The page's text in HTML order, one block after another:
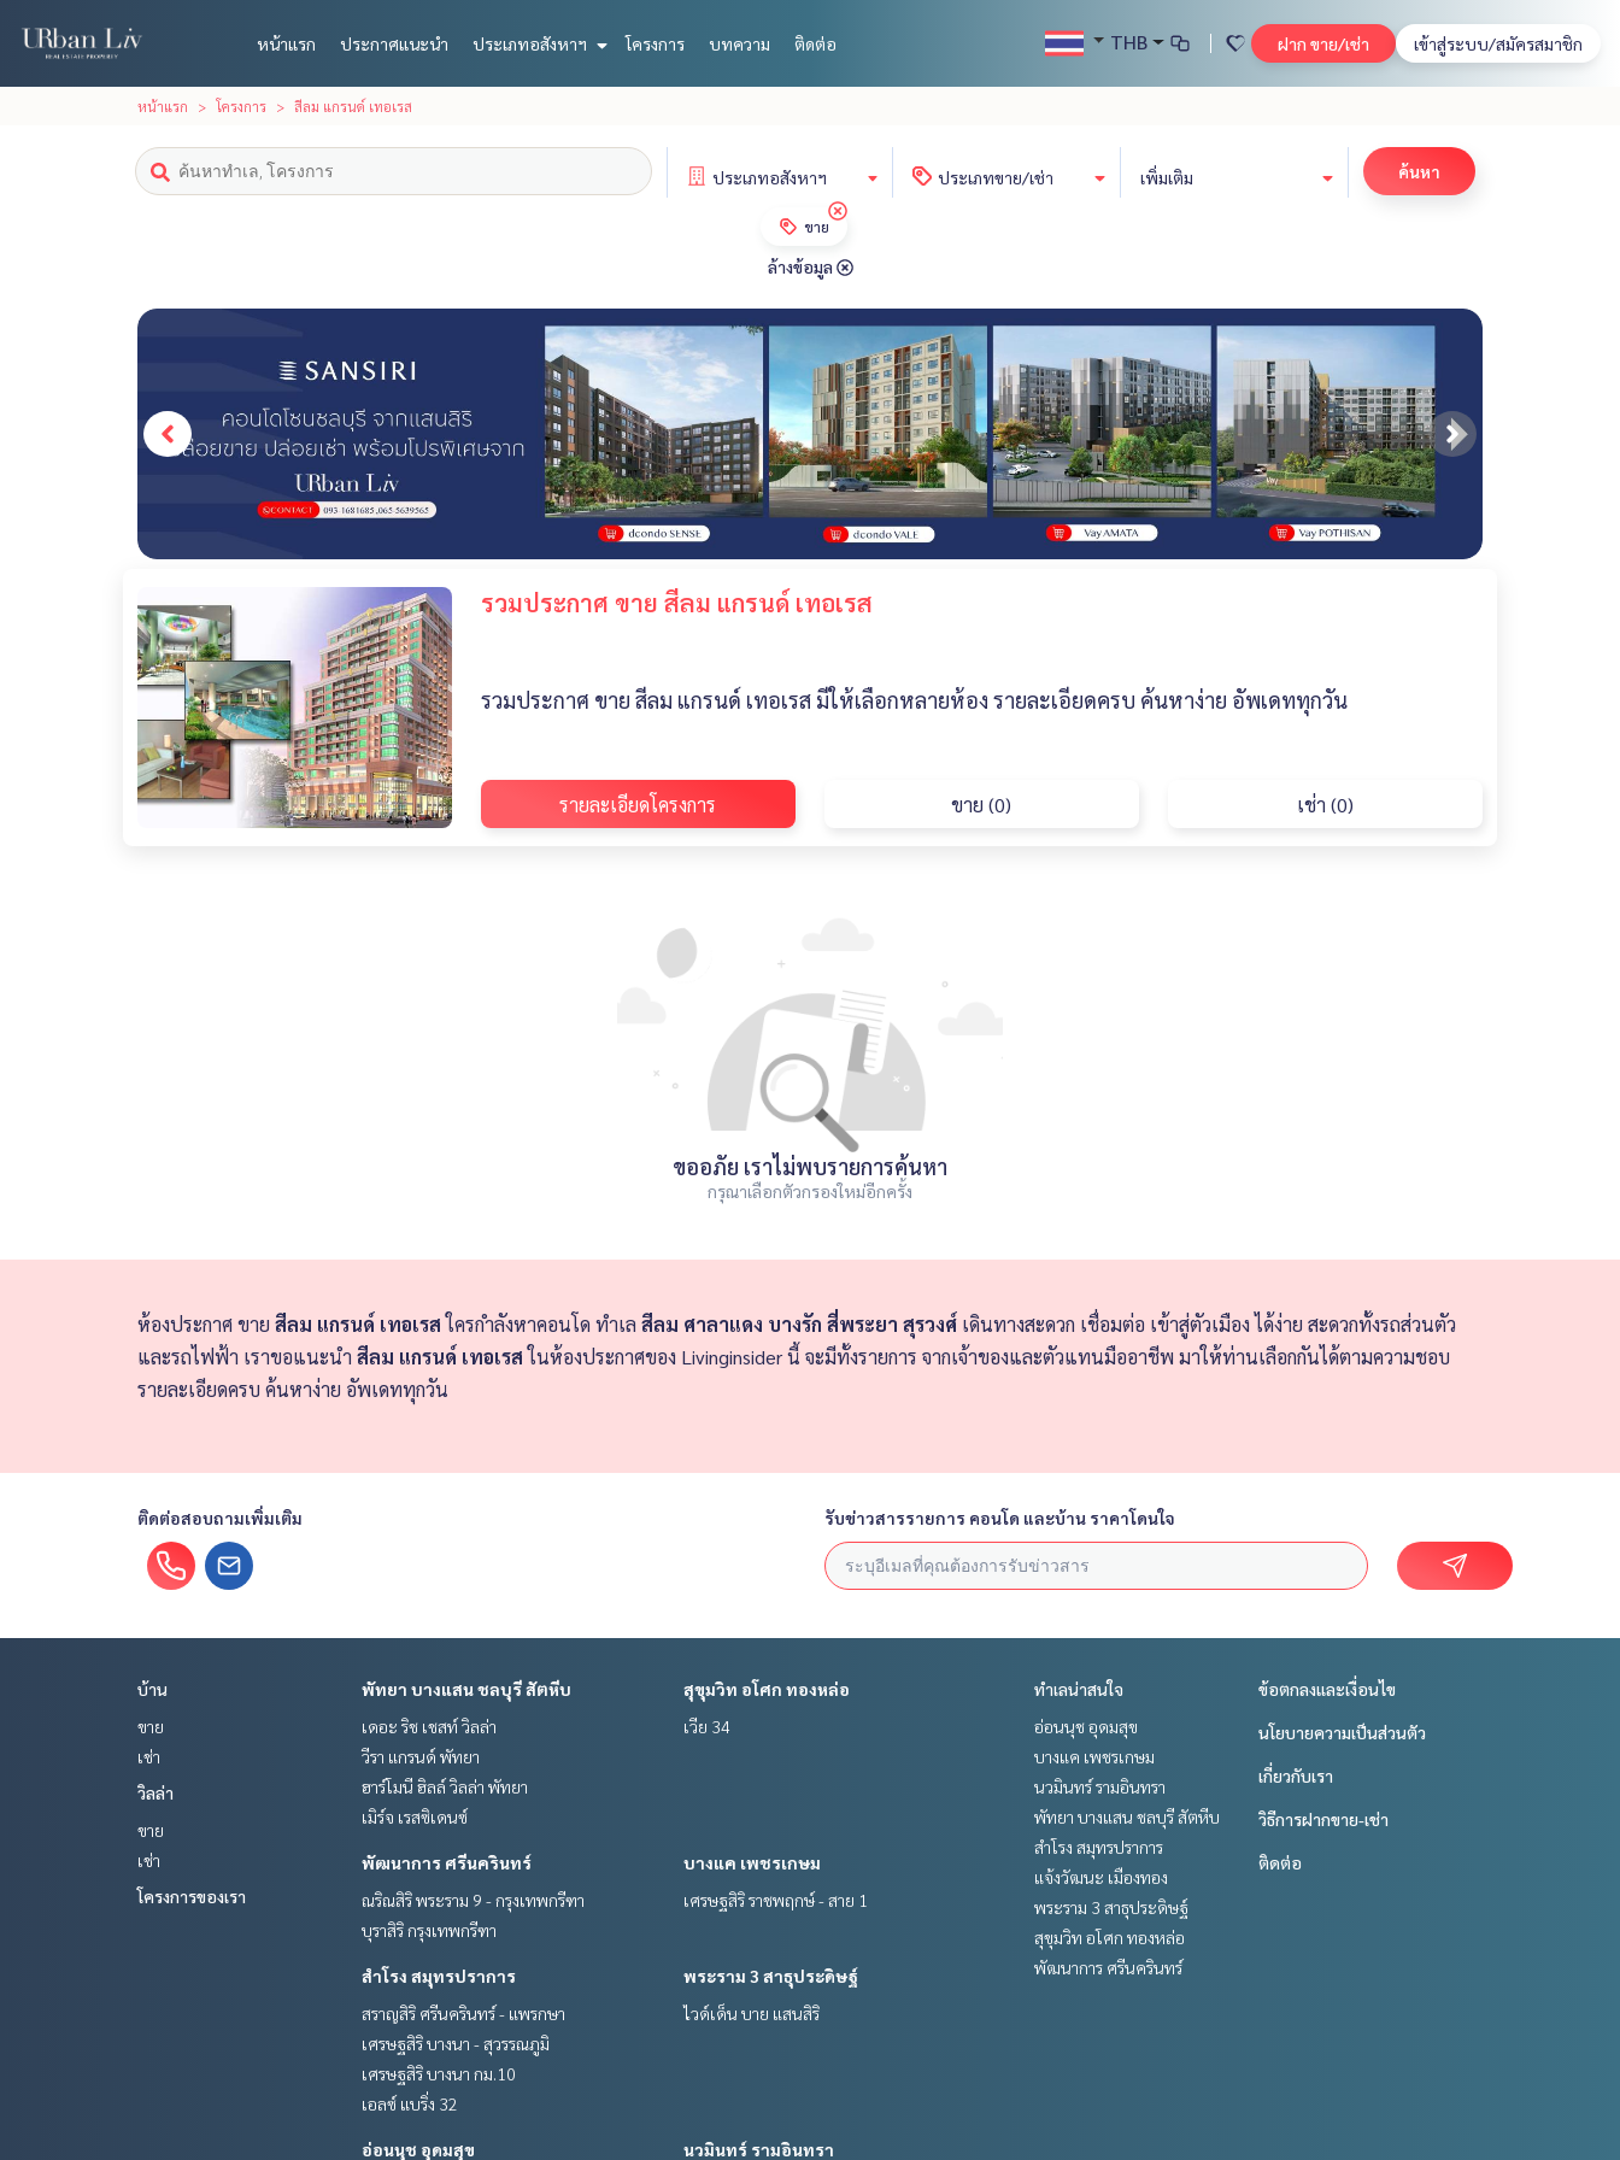
หน้าแรก ประกาศแนะนำ ประเภทอสังหาฯ โครงการ บทความ ติดต่อ THB ฝาก ขาย/เช่า เข้าสู่ระบบ/สมัครสมาชิก
หน้าแรก โครงการ สีลม แกรนด์ เทอเรส
ประเภทอสังหาฯ ประเภทขาย/เช่า เพิ่มเติม ค้นหา
ขาย
ล้างข้อมูล
รวมประกาศ ขาย สีลม แกรนด์ เทอเรส
รวมประกาศ ขาย สีลม แกรนด์ เทอเรส มีให้เลือกหลายห้อง รายละเอียดครบ ค้นหาง่าย อัพเดททุกวัน
รายละเอียดโครงการ ขาย (0) เช่า (0)
ขออภัย เราไม่พบรายการค้นหา
กรุณาเลือกตัวกรองใหม่อีกครั้ง
ห้องประกาศ ขาย สีลม แกรนด์ เทอเรสใครกำลังหาคอนโด ทำเล สีลม ศาลาแดง บางรัก สี่พระยา สุรวงศ์ เดินทางสะดวก เชื่อมต่อ เข้าสู่ตัวเมือง ได้ง่าย สะดวกทั้งรถส่วนตัว
และรถไฟฟ้า เราขอแนะนำ สีลม แกรนด์ เทอเรสในห้องประกาศของ Livinginsider นี้ จะมีทั้งรายการ จากเจ้าของและตัวแทนมืออาชีพ มาให้ท่านเลือกกันได้ตามความชอบ
รายละเอียดครบ ค้นหาง่าย อัพเดททุกวัน
ติดต่อสอบถามเพิ่มเติม รับข่าวสารรายการ คอนโด และบ้าน ราคาโดนใจ
บ้าน
ขาย
เช่า
วิลล่า
ขาย
เช่า
โครงการของเรา
พัทยา บางแสน ชลบุรี สัตหีบ
เดอะ ริช เชสท์ วิลล่า
วีรา แกรนด์ พัทยา
ฮาร์โมนี ฮิลล์ วิลล่า พัทยา
เมิร์จ เรสซิเดนซ์
สุขุมวิท อโศก ทองหล่อ
เวีย 34
พัฒนาการ ศรีนครินทร์
ณริณสิริ พระราม 9 - กรุงเทพกรีฑา
บุราสิริ กรุงเทพกรีฑา
บางแค เพชรเกษม
เศรษฐสิริ ราชพฤกษ์ - สาย 1
สำโรง สมุทรปราการ
สราญสิริ ศรีนครินทร์ - แพรกษา
เศรษฐสิริ บางนา - สุวรรณภูมิ
เศรษฐสิริ บางนา กม.10
เอลซ์ แบริ่ง 32
พระราม 3 สาธุประดิษฐ์
ไวด์เด็น บาย แสนสิริ
อ่อนนุช อุดมสุข นวมินทร์ รามอินทรา
ทำเลน่าสนใจ
อ่อนนุช อุดมสุข
บางแค เพชรเกษม
นวมินทร์ รามอินทรา
พัทยา บางแสน ชลบุรี สัตหีบ
สำโรง สมุทรปราการ
แจ้งวัฒนะ เมืองทอง
พระราม 3 สาธุประดิษฐ์
สุขุมวิท อโศก ทองหล่อ
พัฒนาการ ศรีนครินทร์
ข้อตกลงและเงื่อนไข
นโยบายความเป็นส่วนตัว
เกี่ยวกับเรา
วิธีการฝากขาย-เช่า
ติดต่อ